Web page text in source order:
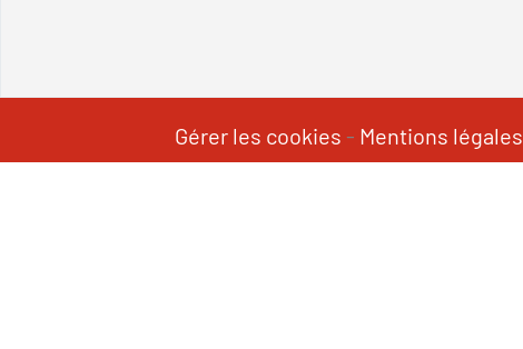
Gérer les cookies - Mentions légales